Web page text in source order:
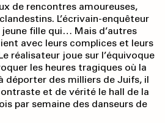
de rencontres amoureuses,
L’écrivain-enquêteur
fille qui… Mais d’autres
avec leurs complices et leurs
réalisateur joue sur l’équivoque
les heures tragiques où la
déporter des milliers de Juifs, il
et de vérité le hall de la
par semaine des danseurs de